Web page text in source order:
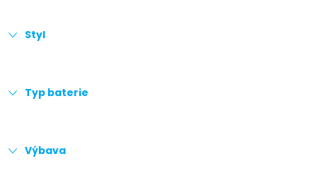
Styl
Typ baterie
Výbava